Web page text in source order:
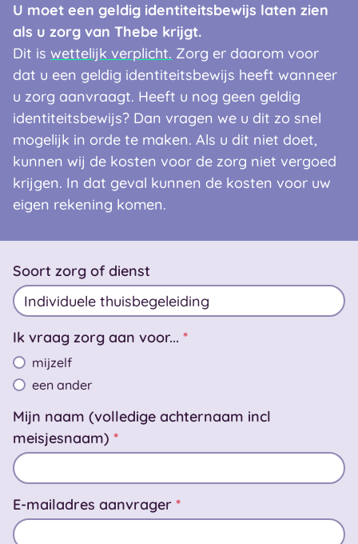
U moet een geldig identiteitsbewijs laten zien
als u zorg van Thebe krijgt.
Dit is wettelijk verplicht. Zorg er daarom voor
dat u een geldig identiteitsbewijs heeft wanneer
u zorg aanvraagt. Heeft u nog geen geldig
identiteitsbewijs? Dan vragen we u dit zo snel
mogelijk in orde te maken. Als u dit niet doet,
kunnen wij de kosten voor de zorg niet vergoed
krijgen. In dat geval kunnen de kosten voor uw
eigen rekening komen.
Soort zorg of dienst
Ik vraag zorg aan voor... *
mijzelf
een ander
Mijn naam (volledige achternaam incl
meisjesnaam) *
E-mailadres aanvrager *